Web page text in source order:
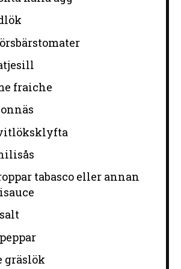
fraiche
tabasco eller annan
gräslök